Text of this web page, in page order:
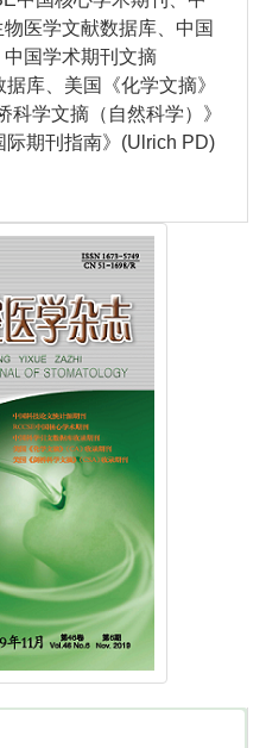
医学文献数据库、中国
国学术期刊文摘
库、美国《化学文摘》
科学文摘（自然科学）》
际期刊指南》(Ulrich PD)